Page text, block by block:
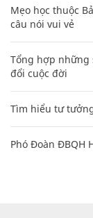
Mẹo học thuộc
câu nói vui vẻ
Tổng hợp những
đổi cuộc đời
Tìm hiểu tư
Phó Đoàn ĐBQH